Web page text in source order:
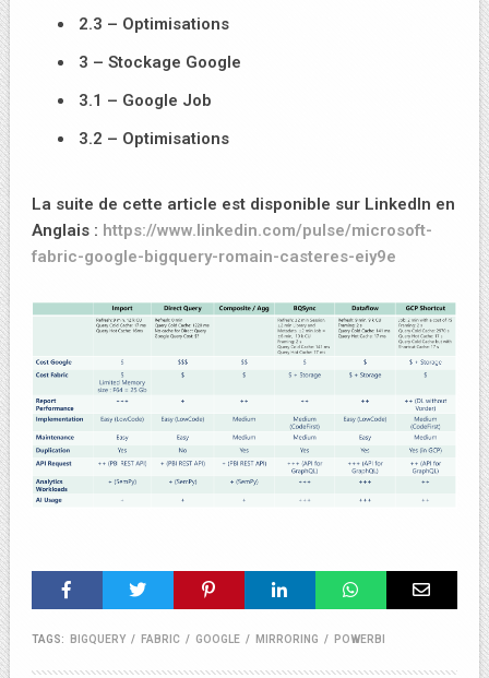
2.3 – Optimisations
3 – Stockage Google
3.1 – Google Job
3.2 – Optimisations
La suite de cette article est disponible sur LinkedIn en
Anglais : https://www.linkedin.com/pulse/microsoft-
fabric-google-bigquery-romain-casteres-eiy9e
TAGS: BIGQUERY / FABRIC / GOOGLE / MIRRORING / POWERBI